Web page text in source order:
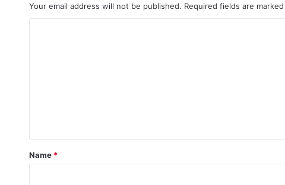
Your email address will not be published. Required fields are marked
*
Name *